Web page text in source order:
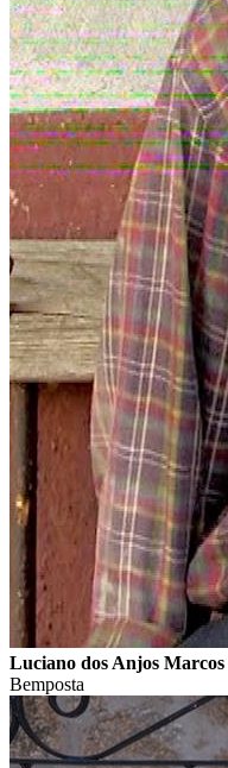
Luciano dos Anjos Marcos
Bemposta